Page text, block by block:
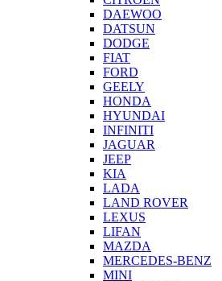
DAEWOO
DATSUN
DODGE
FIAT
FORD
GEELY
HONDA
HYUNDAI
INFINITI
JAGUAR
JEEP
KIA
LADA
LAND ROVER
LEXUS
LIFAN
MAZDA
MERCEDES-BENZ
MINI